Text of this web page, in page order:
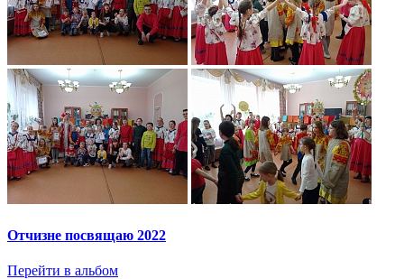
Отчизне посвящаю 2022
Перейти в альбом